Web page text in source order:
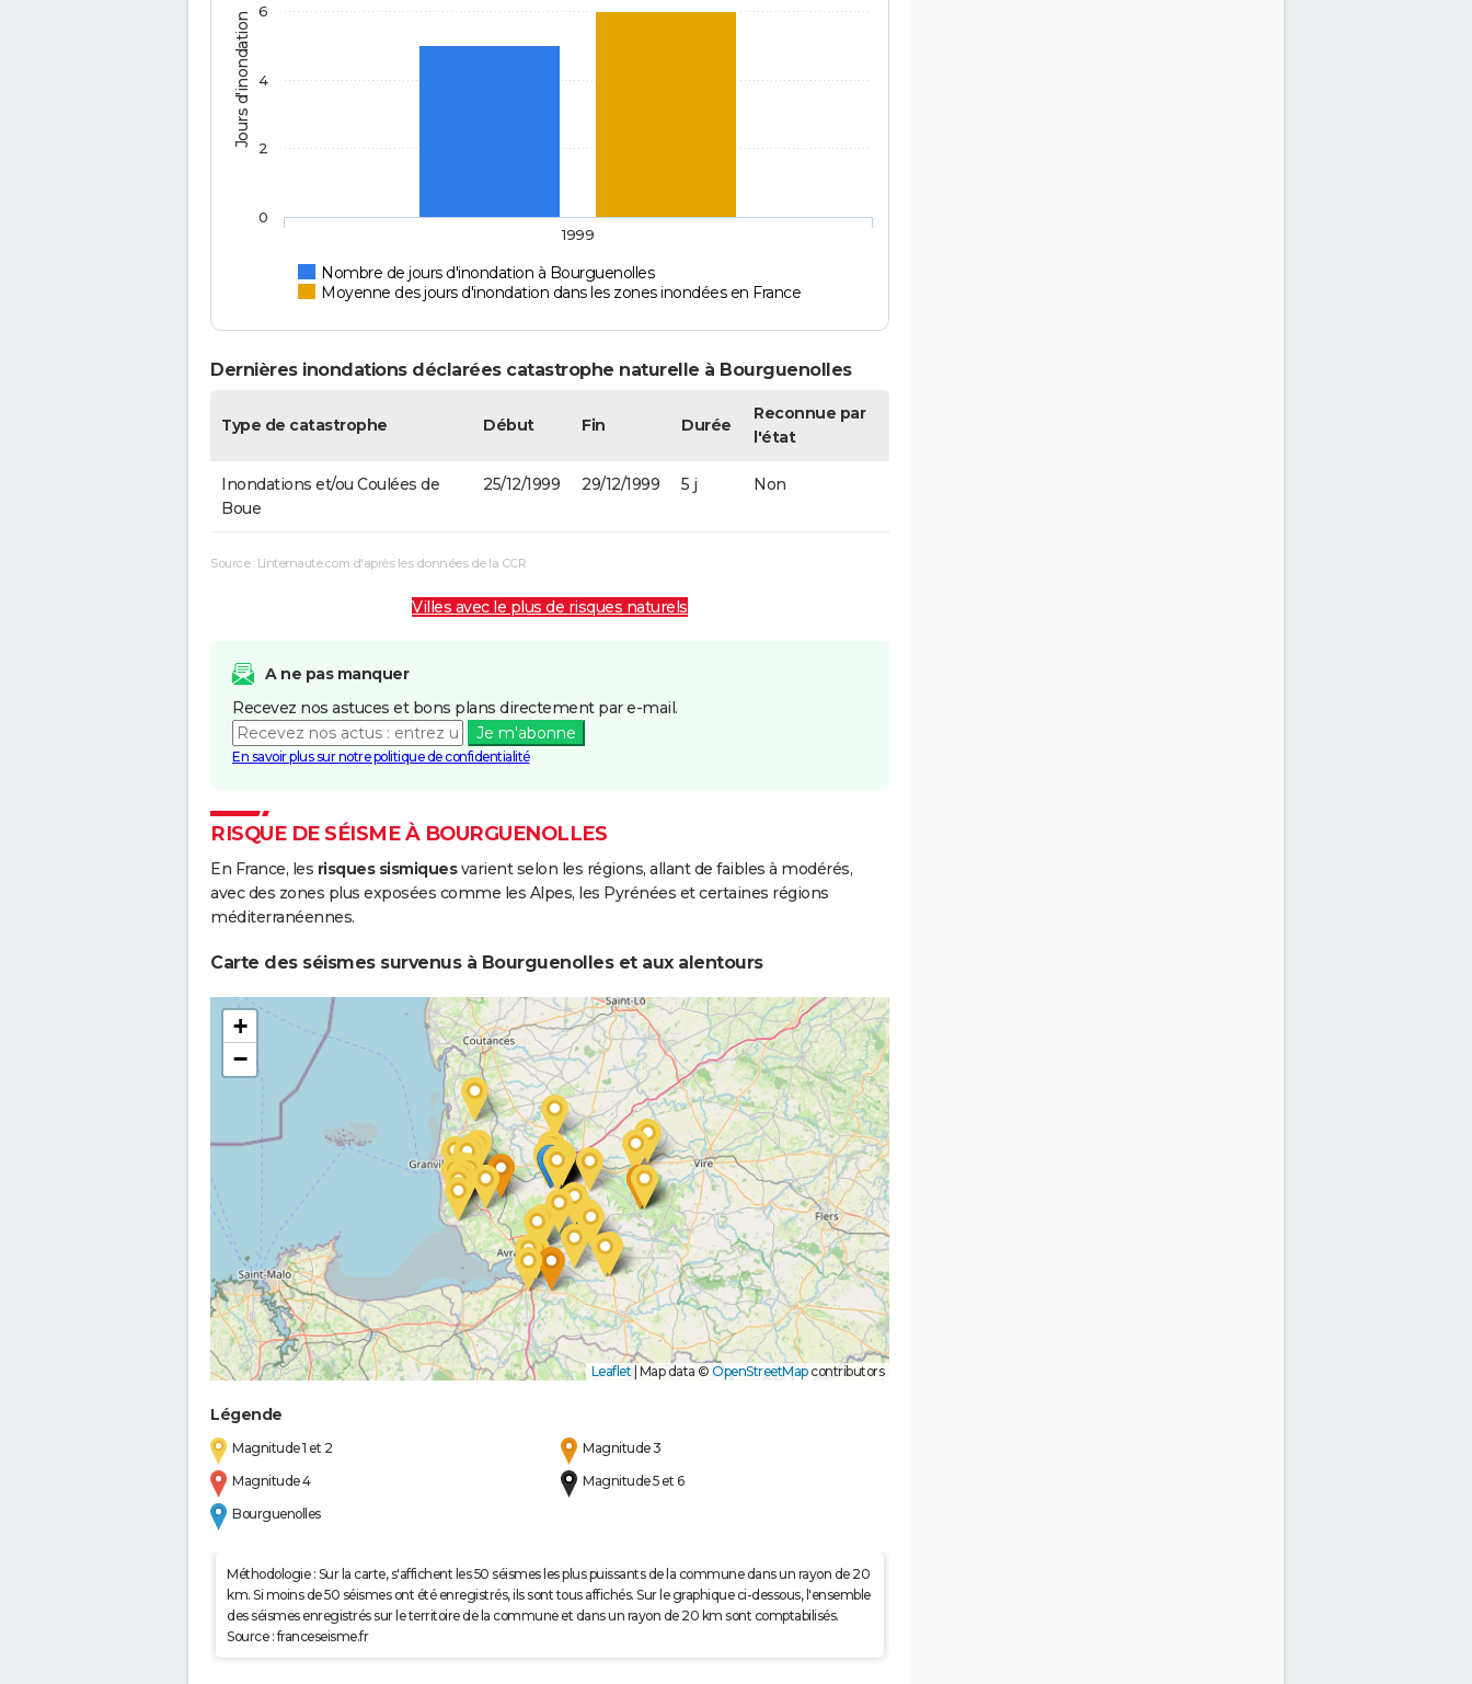
Jours d'inondation
Nombre de jours d'inondation à Bourguenolles
Moyenne des jours d'inondation dans les zones inondées en France
1999
0
2
4
6
Dernières inondations déclarées catastrophe naturelle à Bourguenolles
Type de catastrophe Début Fin Durée
Reconnue par
l'état
Inondations et/ou Coulées de
Boue
25/12/1999 29/12/1999 5 j Non
Source : Linternaute.com d'après les données de la CCR
Villes avec le plus de risques naturels
A ne pas manquer
Recevez nos astuces et bons plans directement par e-mail.
Je m'abonne
En savoir plus sur notre politique de confidentialité
RISQUE DE SÉISME À BOURGUENOLLES
En France, les risques sismiquesvarient selon les régions, allant de faibles à modérés,
avec des zones plus exposées comme les Alpes, les Pyrénées et certaines régions
méditerranéennes.
Carte des séismes survenus à Bourguenolles et aux alentours
+
−
Leaflet Map data © OpenStreetMapcontributors
Légende
Magnitude 1 et 2
Magnitude 3
Magnitude 4
Magnitude 5 et 6
Bourguenolles
Méthodologie : Sur la carte, s'affichent les 50 séismes les plus puissants de la commune dans un rayon de 20
km. Si moins de 50 séismes ont été enregistrés, ils sont tous affichés. Sur le graphique ci-dessous, l'ensemble
des séismes enregistrés sur le territoire de la commune et dans un rayon de 20 km sont comptabilisés.
Source : franceseisme.fr